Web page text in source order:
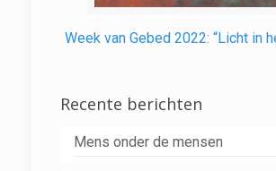
Week van Gebed 2022: “Licht in
Recente berichten
Mens onder de mensen